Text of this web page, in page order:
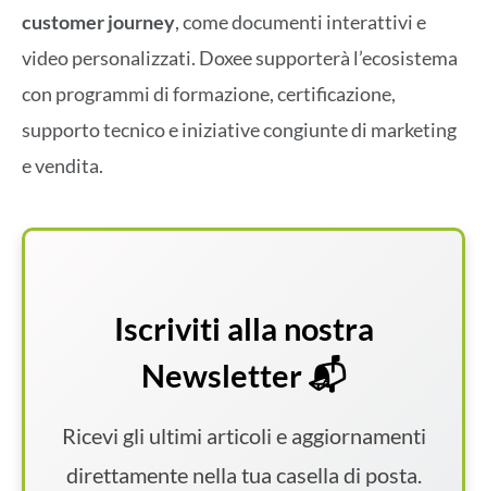
customer journey, come documenti interattivi e
video personalizzati. Doxee supporterà l’ecosistema
con programmi di formazione, certificazione,
supporto tecnico e iniziative congiunte di marketing
e vendita.
Iscriviti alla nostra
Newsletter 📬
Ricevi gli ultimi articoli e aggiornamenti
direttamente nella tua casella di posta.